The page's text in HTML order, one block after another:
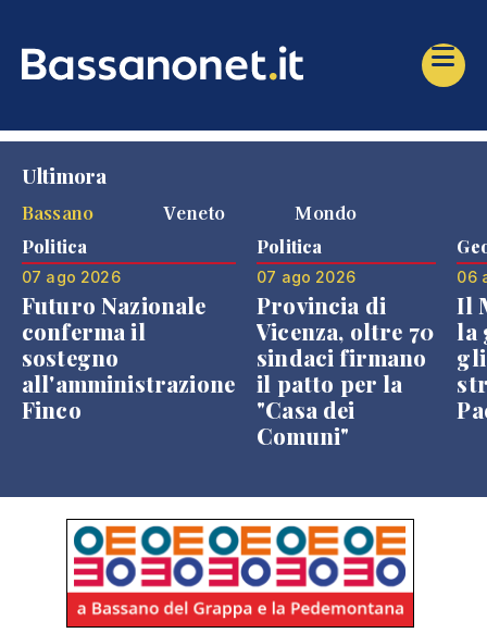
Ultimora
Bassano
Veneto Mondo
Politica
07 ago 2026
Futuro Nazionale
conferma il
sostegno
all'amministrazione
Finco
Politica
07 ago 2026
Provincia di
Vicenza, oltre 70
sindaci firmano
il patto per la
"Casa dei
Comuni"
06
Il
la